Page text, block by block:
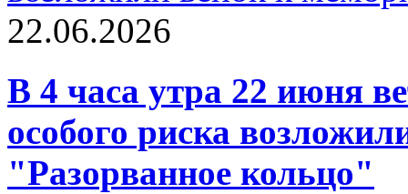
22.06.2026
В 4 часа утра 22 июня
особого риска
"Разорванное кольцо"